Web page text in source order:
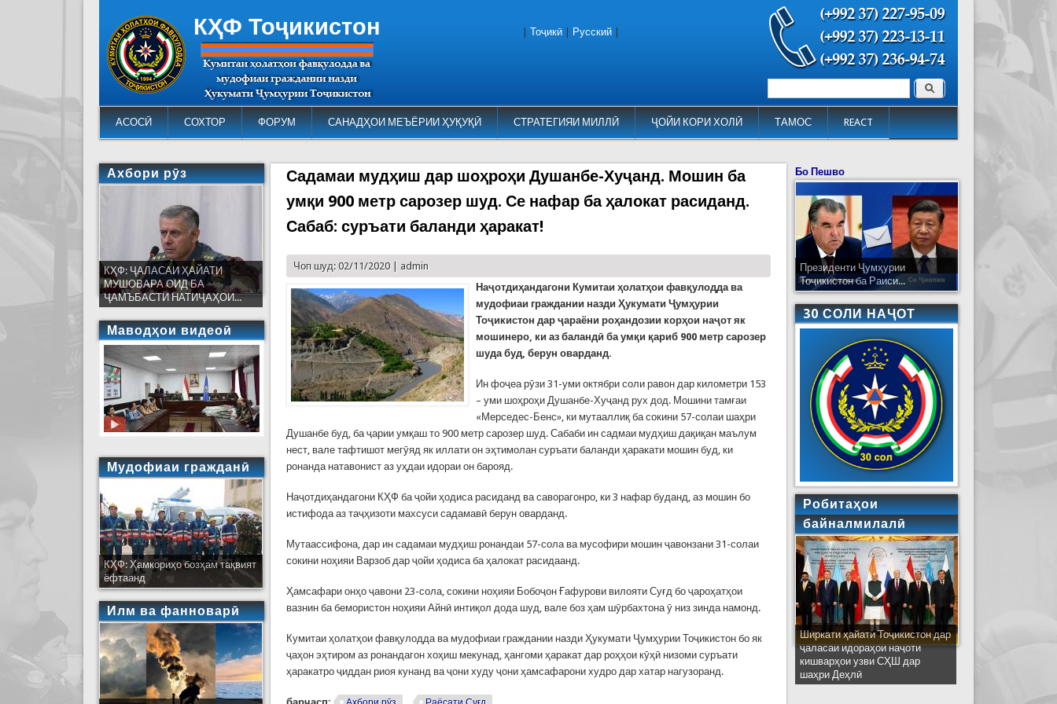
КҲФ Тоҷикистон
АСОСӢ СОХТОР ФОРУМ САНАДҲОИ МЕЪЁРИИ ҲУҚУҚӢ СТРАТЕГИЯИ МИЛЛӢ ҶОЙИ КОРИ ХОЛӢ ТАМОС REACT
Форма поиска Поиск
Тоҷикӣ Русский
Садамаи мудҳиш дар шоҳроҳи Душанбе-Хуҷанд. Мошин ба
умқи 900 метр сарозер шуд. Се нафар ба ҳалокат расиданд.
Сабаб: суръати баланди ҳаракат!
Чоп шуд: 02/11/2020 | admin
Наҷотдиҳандагони Кумитаи ҳолатҳои фавқулодда ва
мудофиаи граждании назди Ҳукумати Ҷумҳурии
Тоҷикистон дар ҷараёни роҳандозии корҳои наҷот як
мошинеро, ки аз баландӣ ба умқи қариб 900 метр сарозер
шуда буд, берун оварданд.
Ин фоҷеа рӯзи 31-уми октябри соли равон дар километри 153
– уми шоҳроҳи Душанбе-Хуҷанд рух дод. Мошини тамғаи
«Мерседес-Бенс», ки мутааллиқ ба сокини 57-солаи шаҳри
Душанбе буд, ба ҷарии умқаш то 900 метр сарозер шуд. Сабаби ин садмаи мудҳиш дақиқан маълум
нест, вале тафтишот мегӯяд як иллати он эҳтимолан суръати баланди ҳаракати мошин буд, ки
ронанда натавонист аз уҳдаи идораи он барояд.
Наҷотдиҳандагони КҲФ ба ҷойи ҳодиса расиданд ва саворагонро, ки 3 нафар буданд, аз мошин бо
истифода аз таҷҳизоти махсуси садамавӣ берун оварданд.
Мутаассифона, дар ин садамаи мудҳиш ронандаи 57-сола ва мусофири мошин ҷавонзани 31-солаи
сокини ноҳияи Варзоб дар ҷойи ҳодиса ба ҳалокат расидаанд.
Ҳамсафари онҳо ҷавони 23-сола, сокини ноҳияи Бобоҷон Ғафурови вилояти Суғд бо ҷароҳатҳои
вазнин ба бемористон ноҳияи Айнӣ интиқол дода шуд, вале боз ҳам шӯрбахтона ӯ низ зинда намонд.
Кумитаи ҳолатҳои фавқулодда ва мудофиаи граждании назди Ҳукумати Ҷумҳурии Тоҷикистон бо як
ҷаҳон эҳтиром аз ронандагон хоҳиш мекунад, ҳангоми ҳаракат дар роҳҳои кӯҳӣ низоми суръати
ҳаракатро ҷиддан риоя кунанд ва ҷони худу ҷони ҳамсафарони худро дар хатар нагузоранд.
Ахбори рӯз
КҲФ: ҶАЛАСАИ ҲАЙАТИ
МУШОВАРА ОИД БА
ҶАМЪБАСТИ НАТИҶАҲОИ...
Маводҳои видеоӣ
Мудофиаи гражданӣ
КҲФ: Ҳамкориҳо бозҳам тақвият
ёфтаанд
Илм ва фанноварӣ
Бо Пешво
Президенти Ҷумҳурии
Тоҷикистон ба Раиси...
30 СОЛИ НАҶОТ
Робитаҳои
байналмилалӣ
Ширкати ҳайати Тоҷикистон дар
ҷаласаи идораҳои наҷоти
кишварҳои узви СҲШ дар
шаҳри Деҳлӣ